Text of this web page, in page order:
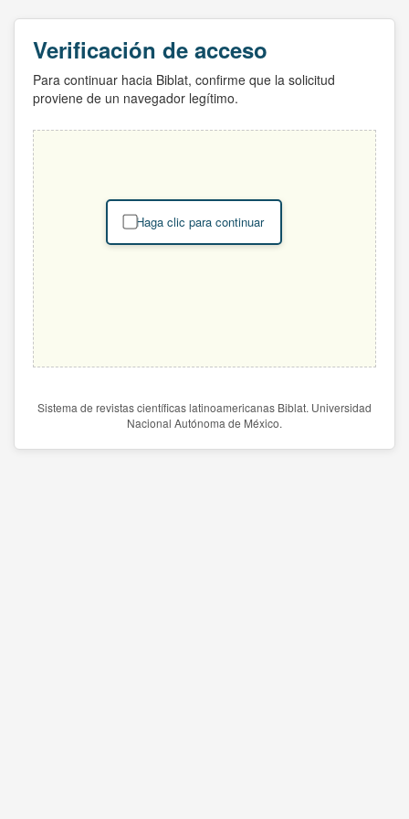
Verificación de acceso
Para continuar hacia Biblat, confirme que la solicitud
proviene de un navegador legítimo.
Haga clic para continuar
Sistema de revistas científicas latinoamericanas Biblat. Universidad
Nacional Autónoma de México.